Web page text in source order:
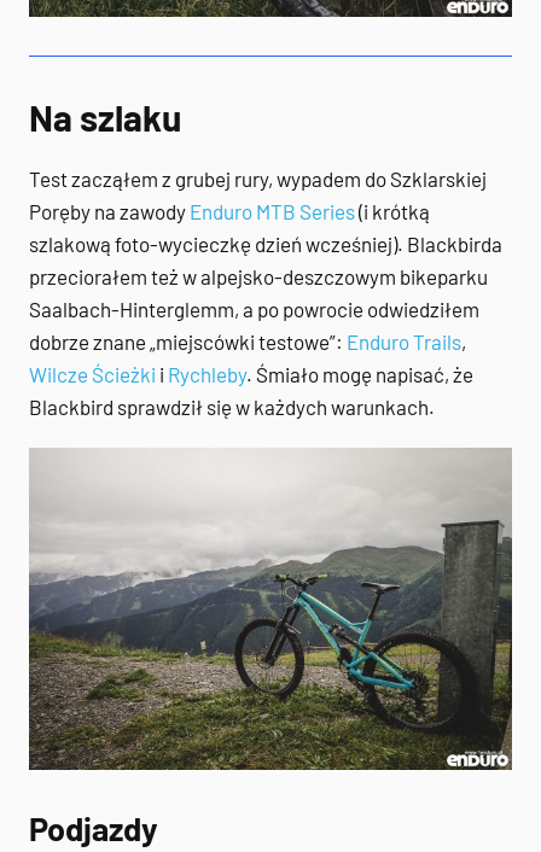
Na szlaku
Test zacząłem z grubej rury, wypadem do Szklarskiej
Poręby na zawody Enduro MTB Series(i krótką
szlakową foto-wycieczkę dzień wcześniej). Blackbirda
przeciorałem też w alpejsko-deszczowym bikeparku
Saalbach-Hinterglemm, a po powrocie odwiedziłem
dobrze znane „miejscówki testowe”: Enduro Trails,
Wilcze Ścieżki i Rychleby. Śmiało mogę napisać, że
Blackbird sprawdził się w każdych warunkach.
Podjazdy